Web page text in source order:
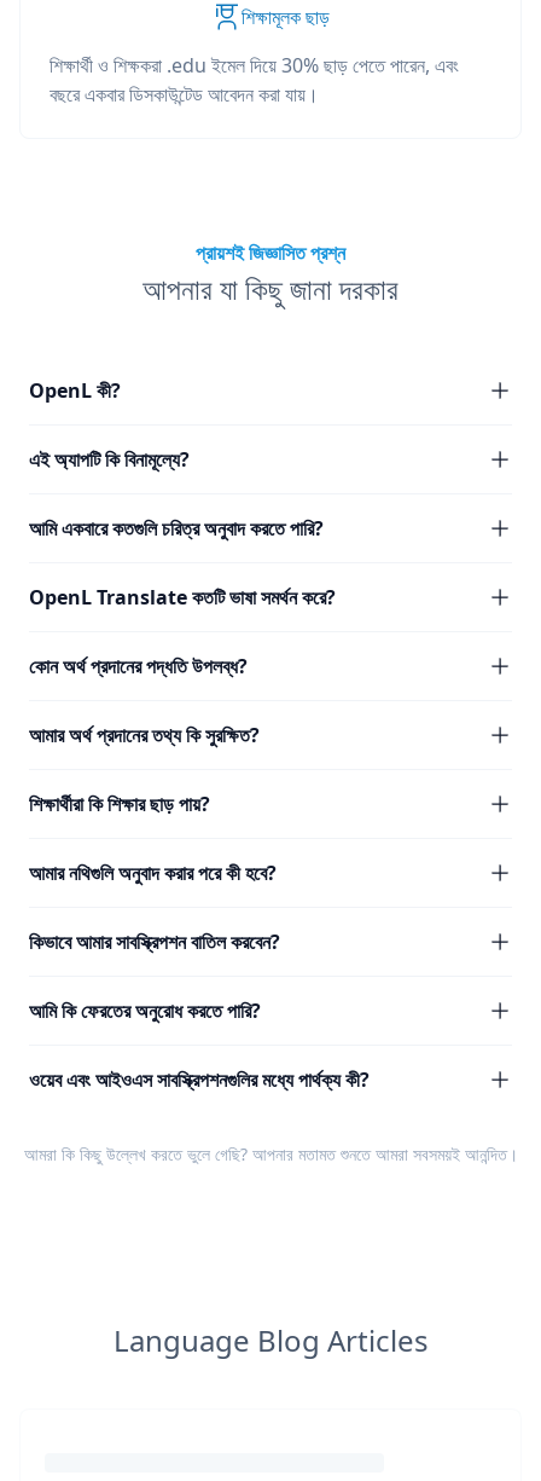
শিক্ষামূলক ছাড়
শিক্ষার্থী ও শিক্ষকরা .edu ইমেল দিয়ে 30% ছাড় পেতে পারেন, এবং
বছরে একবার ডিসকাউন্টেড আবেদন করা যায়।
প্রায়শই জিজ্ঞাসিত প্রশ্ন
আপনার যা কিছু জানা দরকার
OpenL কী?
এই অ্যাপটি কি বিনামূল্যে?
আমি একবারে কতগুলি চরিত্র অনুবাদ করতে পারি?
OpenL Translate কতটি ভাষা সমর্থন করে?
কোন অর্থ প্রদানের পদ্ধতি উপলব্ধ?
আমার অর্থ প্রদানের তথ্য কি সুরক্ষিত?
শিক্ষার্থীরা কি শিক্ষার ছাড় পায়?
আমার নথিগুলি অনুবাদ করার পরে কী হবে?
কিভাবে আমার সাবস্ক্রিপশন বাতিল করবেন?
আমি কি ফেরতের অনুরোধ করতে পারি?
ওয়েব এবং আইওএস সাবস্ক্রিপশনগুলির মধ্যে পার্থক্য কী?
আমরা কি কিছু উল্লেখ করতে ভুলে গেছি? আপনার মতামতশুনতে আমরা সবসময়ই আনন্দিত।
Language Blog Articles